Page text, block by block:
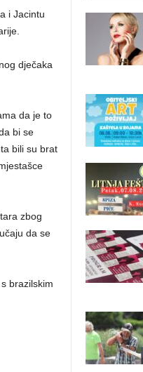
i Jacintu
dječaka
da je to
bi se
bili su brat
zbog
da se
brazilskim